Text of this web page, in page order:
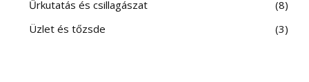
Űrkutatás és csillagászat
8
Üzlet és tőzsde
3